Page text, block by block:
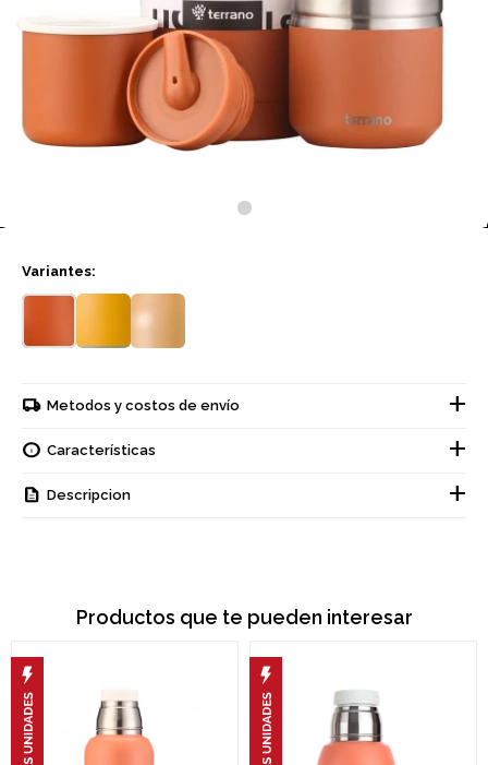
Variantes:
Metodos y costos de envío
Características
Descripcion
Productos que te pueden interesar